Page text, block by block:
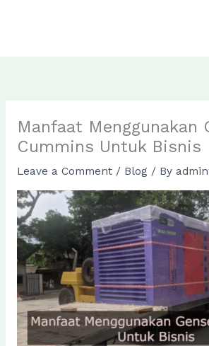
Manfaat Menggunakan
Cummins Untuk Bisnis
Leave a Comment / Blog/ By